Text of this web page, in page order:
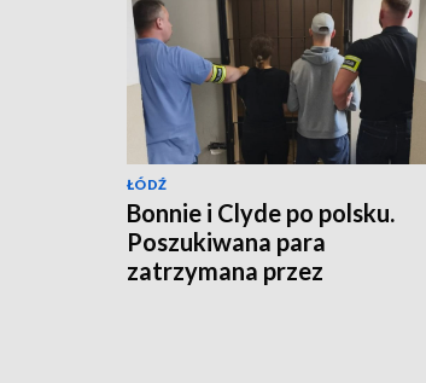
ŁÓDŹ
Bonnie i Clyde po polsku.
Poszukiwana para
zatrzymana przez